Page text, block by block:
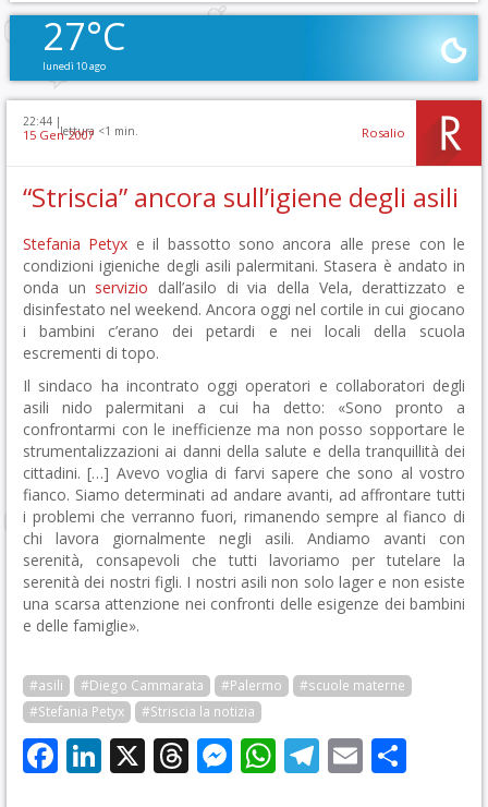
27°C
lunedì 10 ago
22:44 |
lettura <1 min.
15 Gen 2007 Rosalio
“Striscia” ancora sull’igiene degli asili
Stefania Petyx e il bassotto sono ancora alle prese con le
condizioni igieniche degli asili palermitani. Stasera è andato in
onda un servizio dall’asilo di via della Vela, derattizzato e
disinfestato nel weekend. Ancora oggi nel cortile in cui giocano
i bambini c’erano dei petardi e nei locali della scuola
escrementi di topo.
Il sindaco ha incontrato oggi operatori e collaboratori degli
asili nido palermitani a cui ha detto: «Sono pronto a
confrontarmi con le inefficienze ma non posso sopportare le
strumentalizzazioni ai danni della salute e della tranquillità dei
cittadini. […] Avevo voglia di farvi sapere che sono al vostro
fianco. Siamo determinati ad andare avanti, ad affrontare tutti
i problemi che verranno fuori, rimanendo sempre al fianco di
chi lavora giornalmente negli asili. Andiamo avanti con
serenità, consapevoli che tutti lavoriamo per tutelare la
serenità dei nostri figli. I nostri asili non solo lager e non esiste
una scarsa attenzione nei confronti delle esigenze dei bambini
e delle famiglie».
#asili #Diego Cammarata #Palermo
#scuole materne
#Stefania Petyx
#Striscia la notizia
Facebook
LinkedIn
X Threads
Messenger
WhatsApp
Telegram
Email